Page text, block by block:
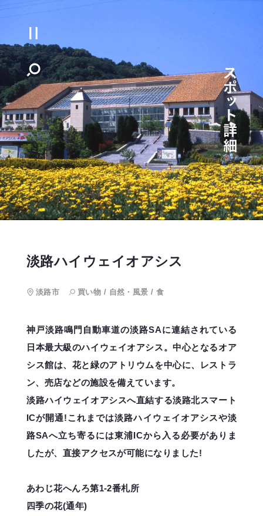
淡路ハイウェイオアシス
淡路市 買い物 / 自然・風景 /食
神戸淡路鳴門自動車道の淡路SAに連結されている
日本最大級のハイウェイオアシス。中心となるオア
シス館は、花と緑のアトリウムを中心に、レストラ
ン、売店などの施設を備えています。
淡路ハイウェイオアシスへ直結する淡路北スマート
ICが開通!これまでは淡路ハイウェイオアシスや淡
路SAへ立ち寄るには東浦ICから入る必要がありま
したが、直接アクセスが可能になりました!
あわじ花へんろ第1-2番札所
四季の花(通年)